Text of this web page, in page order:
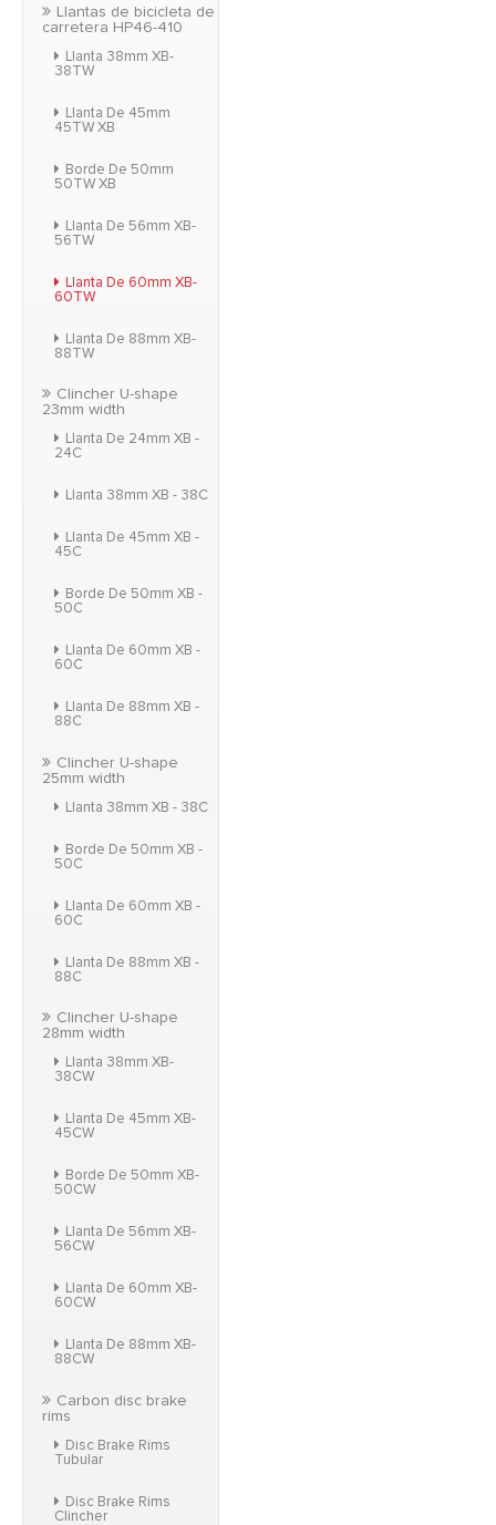
Llantas de bicicleta de
carretera HP46-410
Llanta 38mm XB-
38TW
Llanta De 45mm
45TW XB
Borde De 50mm
50TW XB
Llanta De 56mm XB-
56TW
Llanta De 60mm XB-
60TW
Llanta De 88mm XB-
88TW
Clincher U-shape
23mm width
Llanta De 24mm XB -
24C
Llanta 38mm XB - 38C
Llanta De 45mm XB -
45C
Borde De 50mm XB -
50C
Llanta De 60mm XB -
60C
Llanta De 88mm XB -
88C
Clincher U-shape
25mm width
Llanta 38mm XB - 38C
Borde De 50mm XB -
50C
Llanta De 60mm XB -
60C
Llanta De 88mm XB -
88C
Clincher U-shape
28mm width
Llanta 38mm XB-
38CW
Llanta De 45mm XB-
45CW
Borde De 50mm XB-
50CW
Llanta De 56mm XB-
56CW
Llanta De 60mm XB-
60CW
Llanta De 88mm XB-
88CW
Carbon disc brake
rims
Disc Brake Rims
Tubular
Disc Brake Rims
Clincher